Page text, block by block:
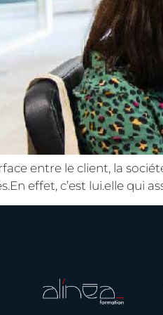
entre le client, la
effet, c’est lui.elle qui